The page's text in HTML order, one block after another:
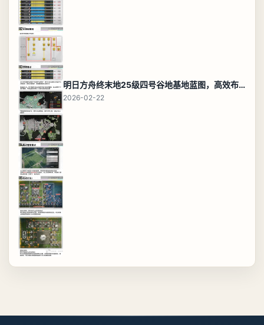
明日方舟终末地25级四号谷地基地蓝图，高效布局规划
2026-02-22